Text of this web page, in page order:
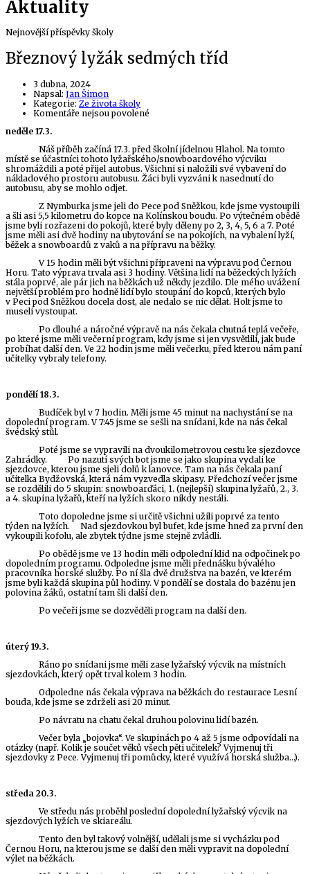
Aktuality
Nejnovější příspěvky školy
Březnový lyžák sedmých tříd
3 dubna, 2024
Napsal: Author
Jan Šimon
Kategorie: Ze života školy
Komentáře nejsou povolené
Březnový
lyžák
sedmých
tříd
neděle 17.3.
Náš příběh začíná 17.3. před školní jídelnou Hlahol. Na tomto
místě se účastníci tohoto lyžařského/snowboardového výcviku
shromáždili a poté přijel autobus. Všichni si naložili své vybavení do
nákladového prostoru autobusu. Žáci byli vyzváni k nasednutí do
autobusu, aby se mohlo odjet.
Z Nymburka jsme jeli do Pece pod Sněžkou, kde jsme vystoupili
a šli asi 5,5 kilometru do kopce na Kolínskou boudu. Po výtečném obědě
jsme byli rozřazeni do pokojů, které byly děleny po 2, 3, 4, 5, 6 a 7. Poté
jsme měli asi dvě hodiny na ubytování se na pokojích, na vybalení lyží,
běžek a snowboardů z vaků a na přípravu na běžky.
V 15 hodin měli být všichni připraveni na výpravu pod Černou
Horu. Tato výprava trvala asi 3 hodiny. Většina lidí na běžeckých lyžích
stála poprvé, ale pár jich na běžkách už někdy jezdilo. Dle mého uvážení
největší problém pro hodně lidí bylo stoupání do kopců, kterých bylo
v Peci pod Sněžkou docela dost, ale nedalo se nic dělat. Holt jsme to
museli vystoupat.
Po dlouhé a náročné výpravě na nás čekala chutná teplá večeře,
po které jsme měli večerní program, kdy jsme si jen vysvětlili, jak bude
probíhat další den. Ve 22 hodin jsme měli večerku, před kterou nám paní
učitelky vybraly telefony.
pondělí 18.3.
Budíček byl v 7 hodin. Měli jsme 45 minut na nachystání se na
dopolední program. V 7:45 jsme se sešli na snídani, kde na nás čekal
švédský stůl.
Poté jsme se vypravili na dvoukilometrovou cestu ke sjezdovce
Zahrádky. Po nazutí svých bot jsme se jako skupina vydali ke
sjezdovce, kterou jsme sjeli dolů k lanovce. Tam na nás čekala paní
učitelka Bydžovská, která nám vyzvedla skipasy. Předchozí večer jsme
se rozdělili do 5 skupin: snowboarďáci, 1. (nejlepší) skupina lyžařů, 2., 3.
a 4. skupina lyžařů, kteří na lyžích skoro nikdy nestáli.
Toto dopoledne jsme si určitě všichni užili poprvé za tento
týden na lyžích. Nad sjezdovkou byl bufet, kde jsme hned za první den
vykoupili kofolu, ale zbytek týdne jsme stejně zvládli.
Po obědě jsme ve 13 hodin měli odpolední klid na odpočinek po
dopoledním programu. Odpoledne jsme měli přednášku bývalého
pracovníka horské služby. Po ní šla dvě družstva na bazén, ve kterém
jsme byli každá skupina půl hodiny. V pondělí se dostala do bazénu jen
polovina žáků, ostatní tam šli další den.
Po večeři jsme se dozvěděli program na další den.
úterý 19.3.
Ráno po snídani jsme měli zase lyžařský výcvik na místních
sjezdovkách, který opět trval kolem 3 hodin.
Odpoledne nás čekala výprava na běžkách do restaurace Lesní
bouda, kde jsme se zdrželi asi 20 minut.
Po návratu na chatu čekal druhou polovinu lidí bazén.
Večer byla „bojovka“. Ve skupinách po 4 až 5 jsme odpovídali na
otázky (např. Kolik je součet věků všech pěti učitelek? Vyjmenuj tři
sjezdovky z Pece. Vyjmenuj tři pomůcky, které využívá horská služba…).
středa 20.3.
Ve středu nás proběhl poslední dopolední lyžařský výcvik na
sjezdových lyžích ve skiareálu.
Tento den byl takový volnější, udělali jsme si vycházku pod
Černou Horu, na kterou jsme se další den měli vypravit na dopolední
výlet na běžkách.